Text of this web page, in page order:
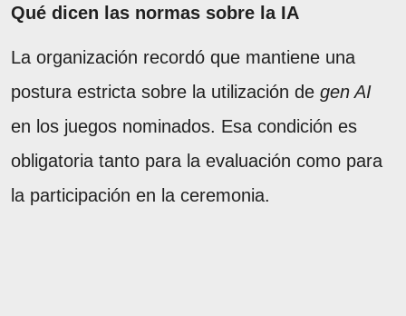
Qué dicen las normas sobre la IA
La organización recordó que mantiene una
postura estricta sobre la utilización de gen AI
en los juegos nominados. Esa condición es
obligatoria tanto para la evaluación como para
la participación en la ceremonia.